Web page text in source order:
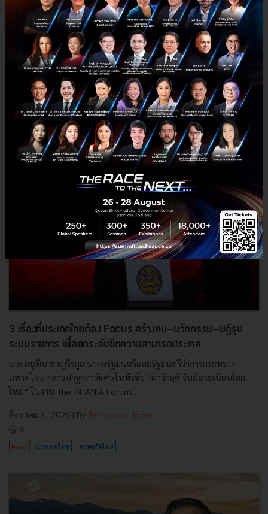
RELATED ARTICLE
3 เรื่องที่ประเทศไทยต้อง Focus สร้างคน–นวัตกรรม–ปฏิรูป
ระบบราชการ เพื่อยกระดับขีดความสามารถประเทศ
นายอนุทิน ชาญวีรกูล นายกรัฐมนตรีและรัฐมนตรีว่าการกระทรวง
มหาดไทย กล่าวปาฐกถาพิเศษในหัวข้อ “ฝ่าวิกฤติ รับมือระเบียบโลก
ใหม่” ในงาน The INTANIA Forum...
สิงหาคม 6, 2026 | By Techsauce Team
0
News ประเทศไทย เศรษฐกิจไทย